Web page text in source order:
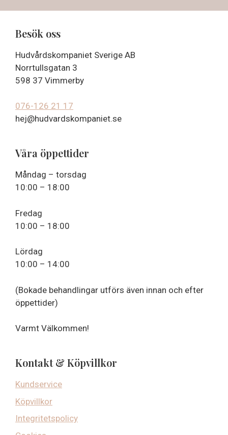
Besök oss
Hudvårdskompaniet Sverige AB
Norrtullsgatan 3
598 37 Vimmerby
076-126 21 17
hej@hudvardskompaniet.se
Våra öppettider
Måndag – torsdag
10:00 – 18:00
Fredag
10:00 – 18:00
Lördag
10:00 – 14:00
(Bokade behandlingar utförs även innan och efter
öppettider)
Varmt Välkommen!
Kontakt & Köpvillkor
Kundservice
Köpvillkor
Integritetspolicy